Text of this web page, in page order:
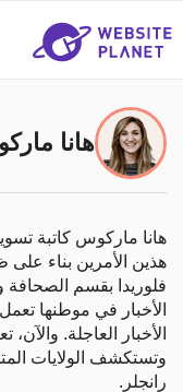
هانا
هانا ماركوس كاتبة
هذين الأمرين بناء
فلوريدا بقسم
الأخبار في موطنها
الأخبار العاجلة. والآن،
وتستكشف الولايات
رانجلر.